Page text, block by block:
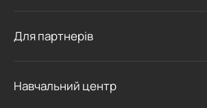
Для партнерів
Навчальний центр